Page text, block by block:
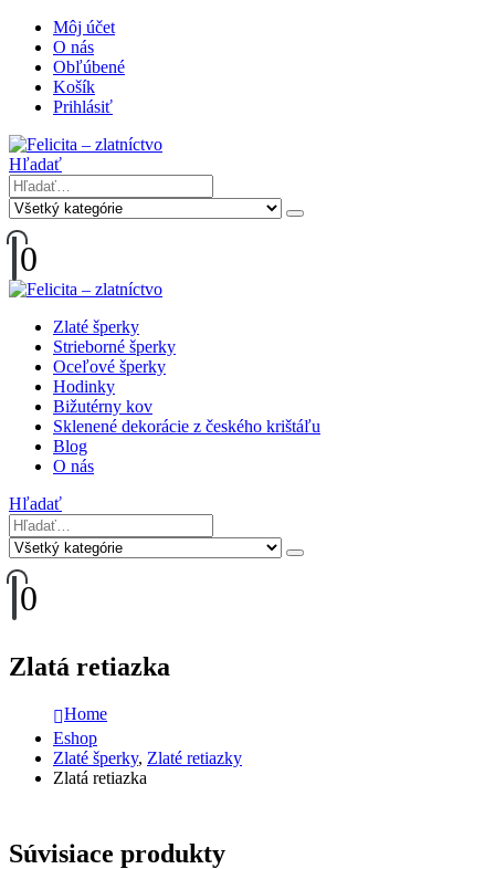
Môj účet
O nás
Obľúbené
Košík
Prihlásiť
Hľadať
0
Zlaté šperky
Strieborné šperky
Oceľové šperky
Hodinky
Bižutérny kov
Sklenené dekorácie z českého krištáľu
Blog
O nás
Hľadať
0
Zlatá retiazka
Home
Eshop
Zlaté šperky, Zlaté retiazky
Zlatá retiazka
Súvisiace produkty